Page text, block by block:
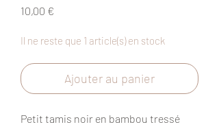
10,00 €
Il ne reste que 1 article(s) en stock
Ajouter au panier
Petit tamis noir en bambou tressé